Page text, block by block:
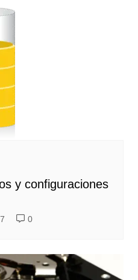
y configuraciones
0